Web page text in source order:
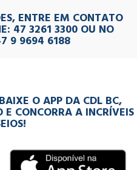
ENTRE EM CONTATO
47 3261 3300 OU NO
9 9694 6188
O APP DA CDL BC,
E CONCORRA A INCRÍVEIS